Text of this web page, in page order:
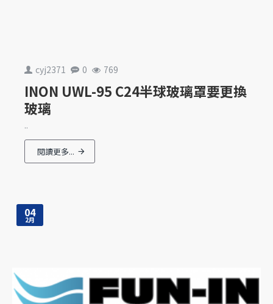
cyj2371 0 769
INON UWL-95 C24半球玻璃罩要更換
玻璃
..
閱讀更多...
04
2月